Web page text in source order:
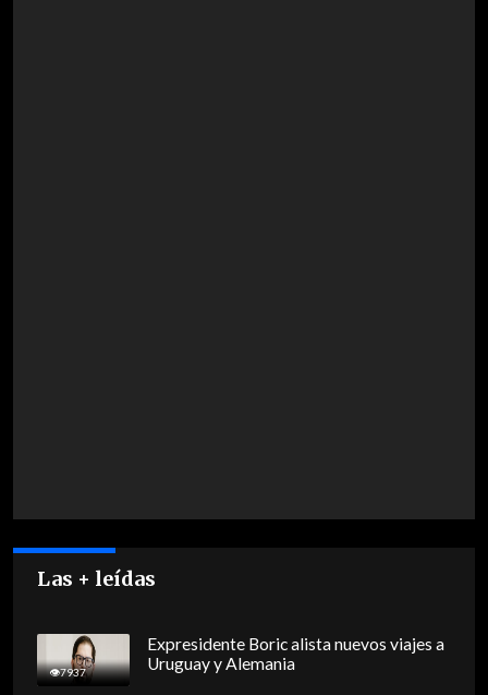
Las + leídas
7937
Expresidente Boric alista nuevos viajes a
Uruguay y Alemania